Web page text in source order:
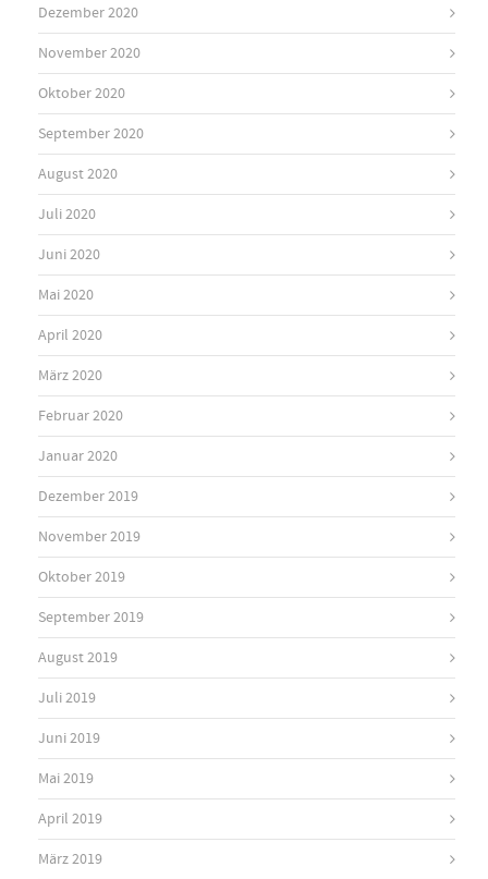
Dezember 2020
November 2020
Oktober 2020
September 2020
August 2020
Juli 2020
Juni 2020
Mai 2020
April 2020
März 2020
Februar 2020
Januar 2020
Dezember 2019
November 2019
Oktober 2019
September 2019
August 2019
Juli 2019
Juni 2019
Mai 2019
April 2019
März 2019